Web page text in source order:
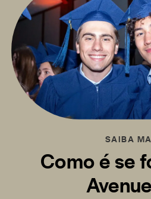
SAIBA
Como é se